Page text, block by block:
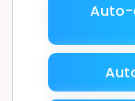
Auto-